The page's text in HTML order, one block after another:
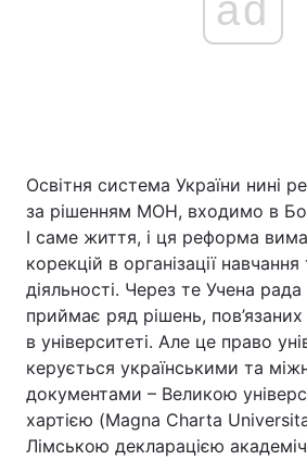
Освітня система України нині
за рішенням МОН, входимо в
І саме життя, і ця реформа
корекцій в організації
діяльності. Через те Учена рада
приймає ряд рішень, пов’язаних
в університеті. Але це право
керується українськими та
документами – Великою
хартією (Magna Charta
Лімською декларацією